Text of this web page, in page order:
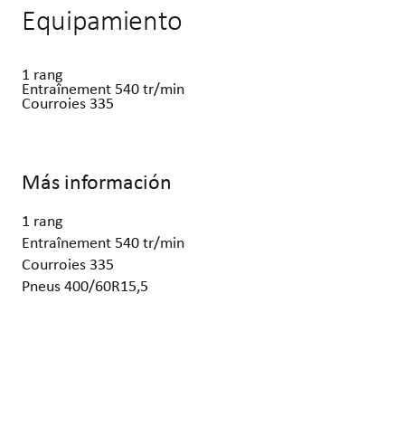
Equipamiento
1 rang
Entraînement 540 tr/min
Más información
1 rang
Entraînement 540 tr/min
Courroies 335
Pneus 400/60R15,5